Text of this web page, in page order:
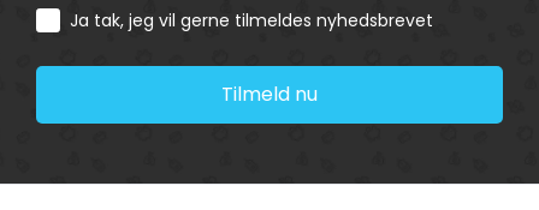
Consent
Ja tak, jeg vil gerne tilmeldes nyhedsbrevet
Tilmeld nu